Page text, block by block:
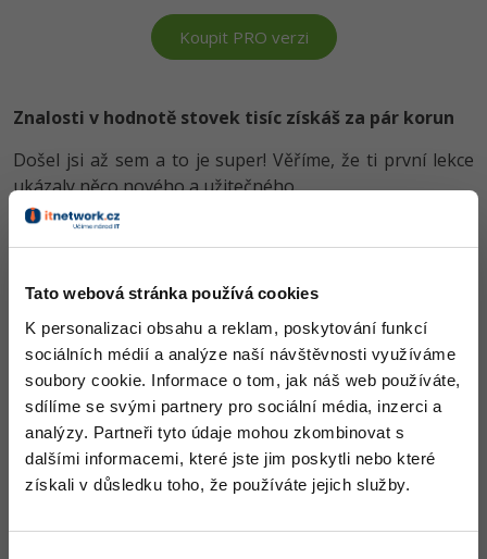
Tato webová stránka používá cookies
K personalizaci obsahu a reklam, poskytování funkcí
sociálních médií a analýze naší návštěvnosti využíváme
soubory cookie. Informace o tom, jak náš web používáte,
sdílíme se svými partnery pro sociální média, inzerci a
analýzy. Partneři tyto údaje mohou zkombinovat s
dalšími informacemi, které jste jim poskytli nebo které
získali v důsledku toho, že používáte jejich služby.
Digitální gramotnost
SEO -30%
UX
Business
Kryptoměny -25%
Copywriting -30%
MS Office -80%
Google Dokumenty
Photoshop -80%
Adobe XD -15%
Adobe InDesign
Adobe After Effects
Blender
Inkscape
Fotografování -80%
Pro firmy
Koupit PRO verzi
Znalosti v hodnotě stovek tisíc získáš za pár korun
Došel jsi až sem a to je super! Věříme, že ti první lekce
ukázaly něco nového a užitečného.
Chceš v kurzu pokračovat? Přejdi do
Obsah článku spadá pod licenci Premium
sesmluvními podmínkami.
Co od nás v dalších lekcích dostaneš?
Přístup k jednotlivým lekcím dle způsobu pořízení.
Kvalitní znalostiv oblasti IT.
Dovednosti, které ti pomohou získat vysněnou a